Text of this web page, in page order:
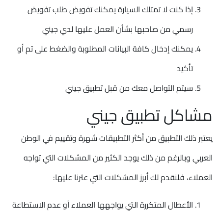
إذا كنت لا تمتلك السيارة يمكنك تفويض طلب تفويض
رسمي من صاحبها بشأن العمل عليها لدي جيني
يمكنك إدخال كافة البيانات المطلوبة والضغط على تم أو
تأكيد
سيتم التواصل معك من قبل تطبيق جيني
مشاكل تطبيق جيني
يعتبر ذلك التطبيق من أكثر التطبيقات شهرة وتقييم في الوطن
العربي وبالرغم من ذلك يوجد الكثير من المشكلات التي تواجه
العملاء، فلنقدم لك أبرز المشكلات التي عثرنا عليها:
الأعطال المتكررة التي يواجهها العملاء أو عدم الاستطاعة